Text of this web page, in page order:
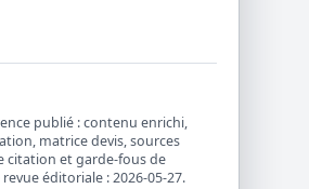
publié : contenu enrichi,
matrice devis, sources
citation et garde-fous de
éditoriale : 2026-05-27.